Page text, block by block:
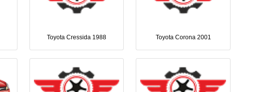
Toyota Corona 2001
Toyota Cressida 1988